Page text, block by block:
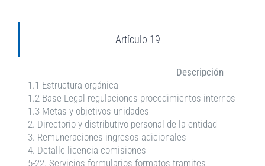
Artículo 19
Descripción
1.1 Estructura orgánica
1.2 Base Legal regulaciones procedimientos internos
1.3 Metas y objetivos unidades
2. Directorio y distributivo personal de la entidad
3. Remuneraciones ingresos adicionales
4. Detalle licencia comisiones
5-22. Servicios formularios formatos tramites